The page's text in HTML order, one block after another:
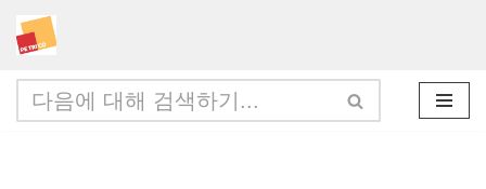
콘
텐
츠